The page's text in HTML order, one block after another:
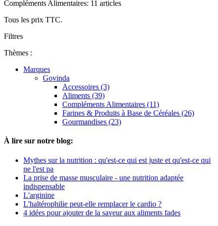
Compléments Alimentaires: 11 articles
Tous les prix TTC.
Filtres
Thèmes :
Marques
Govinda
Accessoires (3)
Aliments (39)
Compléments Alimentaires (11)
Farines & Produits à Base de Céréales (26)
Gourmandises (23)
À lire sur notre blog:
Mythes sur la nutrition : qu'est-ce qui est juste et qu'est-ce qui
ne l'est pa
La prise de masse musculaire - une nutrition adaptée
indispensable
L'arginine
L'haltérophilie peut-elle remplacer le cardio ?
4 idées pour ajouter de la saveur aux aliments fades